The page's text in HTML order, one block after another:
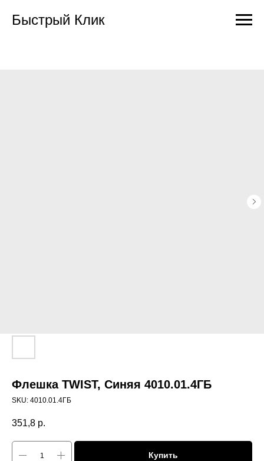
Быстрый Клик
Флешка TWIST, Синяя 4010.01.4ГБ
SKU: 4010.01.4ГБ
351,8 р.
Купить